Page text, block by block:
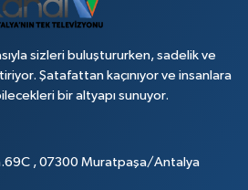
sizleri buluştururken, sadelik ve
Şatafattan kaçınıyor ve insanlara
bir altyapı sunuyor.
, 07300 Muratpaşa/Antalya